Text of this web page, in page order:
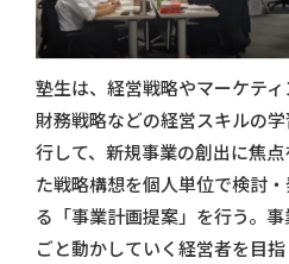
塾生は、経営戦略やマーケティ
財務戦略などの経営スキルの
行して、新規事業の創出に焦点
た戦略構想を個人単位で検討
る「事業計画提案」を行う。
ごと動かしていく経営者を目